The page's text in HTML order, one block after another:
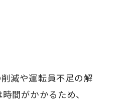
減や運転員不足の解
間がかかるため、